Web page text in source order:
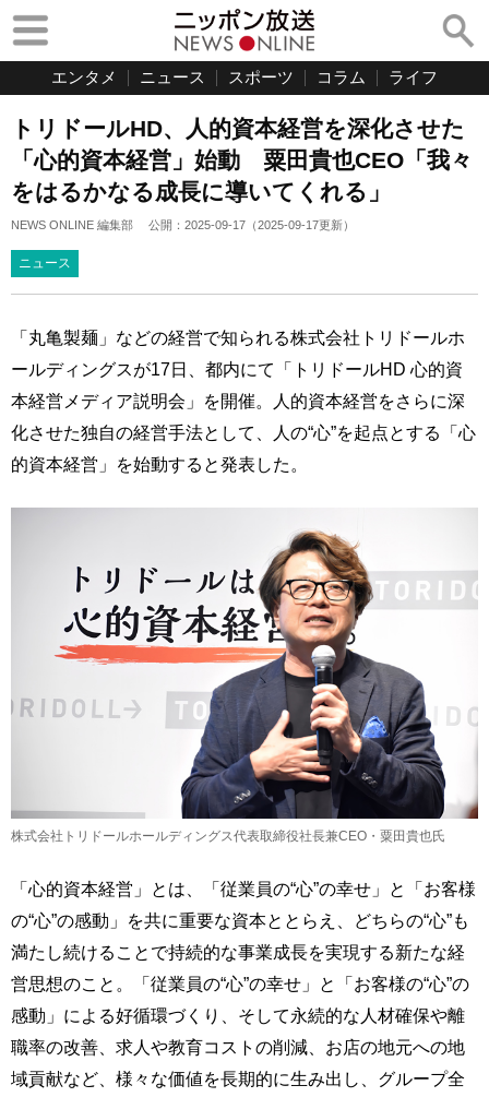
エンタメ ニュース スポーツ コラム ライフ
トリドールHD、人的資本経営を深化させた
「心的資本経営」始動 粟田貴也CEO「我々
をはるかなる成長に導いてくれる」
NEWS ONLINE 編集部 公開： 2025-09-17 （2025-09-17更新）
ニュース
「丸亀製麺」などの経営で知られる株式会社トリドールホ
ールディングスが17日、都内にて「トリドールHD 心的資
本経営メディア説明会」を開催。人的資本経営をさらに深
化させた独自の経営手法として、人の“心”を起点とする「心
的資本経営」を始動すると発表した。
株式会社トリドールホールディングス代表取締役社長兼CEO・粟田貴也氏
「心的資本経営」とは、「従業員の“心”の幸せ」と「お客様
の“心”の感動」を共に重要な資本ととらえ、どちらの“心”も
満たし続けることで持続的な事業成長を実現する新たな経
営思想のこと。「従業員の“心”の幸せ」と「お客様の“心”の
感動」による好循環づくり、そして永続的な人材確保や離
職率の改善、求人や教育コストの削減、お店の地元への地
域貢献など、様々な価値を長期的に生み出し、グループ全